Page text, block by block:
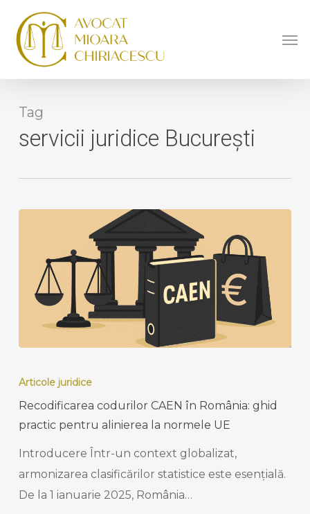
main
content
Tag
servicii juridice București
codurilor
CAEN
în
ghid
practic
pentru
Articole juridice
Recodificarea codurilor CAEN în România: ghid
practic pentru alinierea la normele UE
Introducere Într-un context globalizat,
armonizarea clasificărilor statistice este esențială.
De la 1 ianuarie 2025, România…